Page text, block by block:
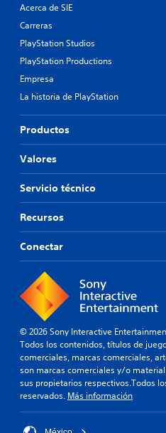
Acerca de SIE
Carreras
PlayStation Studios
PlayStation Productions
Empresa
La historia de PlayStation
Productos
Valores
Servicio técnico
Recursos
Conectar
© 2026 Sony Interactive
Todos los contenidos, títulos de
comerciales, marcas comerciales,
son marcas comerciales y/o
sus propietarios respectivos.Todos
reservados. Más información